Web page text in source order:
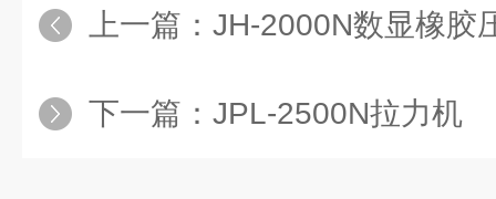
上一篇： JH-2000N数显橡胶
下一篇： JPL-2500N拉力机